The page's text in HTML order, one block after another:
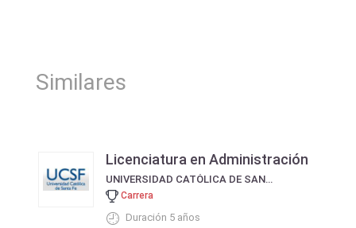
Similares
Licenciatura en Administración
UNIVERSIDAD CATÓLICA DE SANTA FE UCSF
Carrera
Duración 5 años